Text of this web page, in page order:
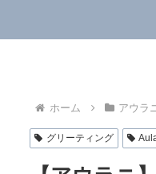
ホーム アウラ
グリーティング